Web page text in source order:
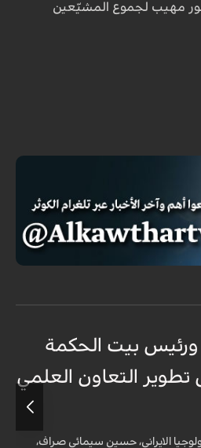
مهيب لجموع المشيّعين
ورئيس بيت الحكمة
تطوير التعاون العلمي
الايراني، حسين سيمائي صراف،